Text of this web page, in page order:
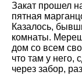
Закат прошел
пятная
Казалось,
комнаты.
дом со всем
что там у него,
через забор,